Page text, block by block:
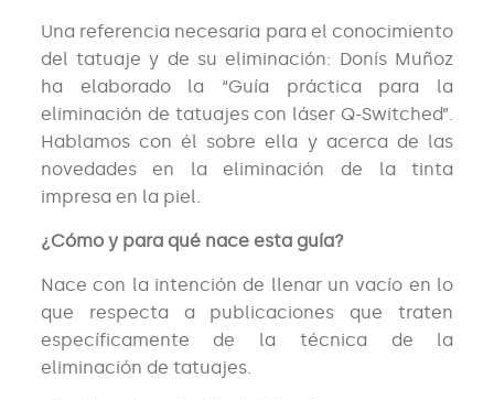
Una referencia necesaria para el conocimiento
del tatuaje y de su eliminación: Donís Muñoz
ha elaborado la “Guía práctica para la
eliminación de tatuajes con láser Q-Switched”.
Hablamos con él sobre ella y acerca de las
novedades en la eliminación de la tinta
impresa en la piel.
¿Cómo y para qué nace esta guía?
Nace con la intención de llenar un vacío en lo
que respecta a publicaciones que traten
específicamente de la técnica de la
eliminación de tatuajes.